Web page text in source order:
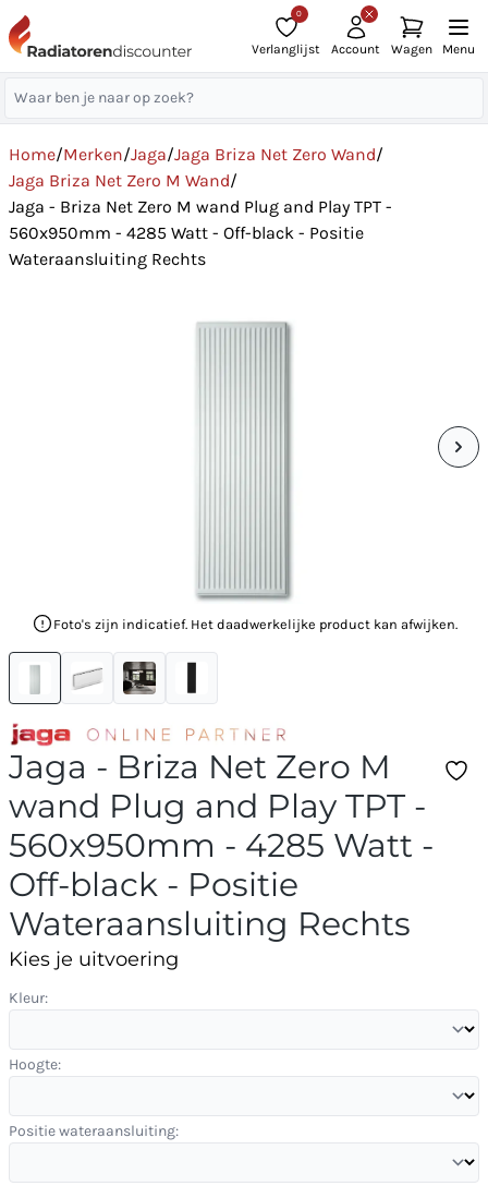
0
Verlanglijst Account Wagen Menu
Home/Merken/Jaga/Jaga Briza Net Zero Wand/
Jaga Briza Net Zero M Wand/
Jaga - Briza Net Zero M wand Plug and Play TPT -
560x950mm - 4285 Watt - Off-black - Positie
Wateraansluiting Rechts
Foto's zijn indicatief. Het daadwerkelijke product kan afwijken.
Jaga - Briza Net Zero M
wand Plug and Play TPT -
560x950mm - 4285 Watt -
Off-black - Positie
Wateraansluiting Rechts
Kies je uitvoering
Kleur:
Hoogte:
Positie wateraansluiting: